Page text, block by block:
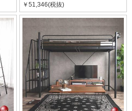
￥51,346(税抜)